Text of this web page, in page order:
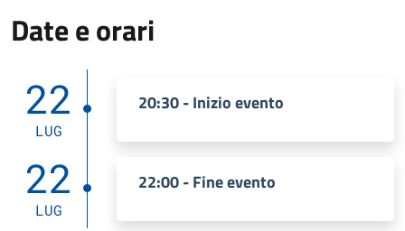
Date e orari
22
LUG
20:30 - Inizio evento
22
LUG
22:00 - Fine evento